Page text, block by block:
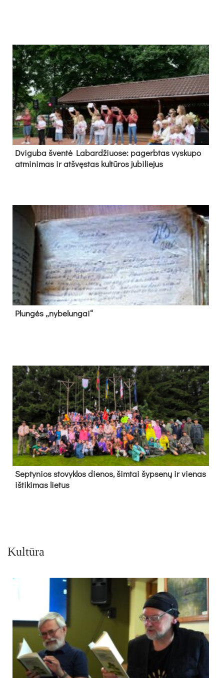
Dvi­gu­ba šven­tė La­bar­džiuo­se: pa­gerb­tas vys­ku­po
at­mi­ni­mas ir at­švęs­tas kul­tū­ros ju­bi­lie­jus
Plun­gės „ny­be­lun­gai“
Sep­ty­nios sto­vyk­los die­nos, šim­tai šyp­se­nų ir vie­nas
iš­ti­ki­mas lie­tus
Kultūra